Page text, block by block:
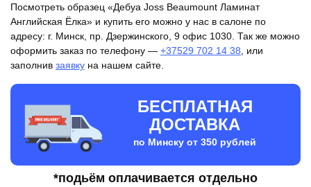
Английская
Ёлка
Посмотреть образец «Дебуа Joss Beaumount Ламинат
Английская Ёлка» и купить его можно у нас в салоне по
адресу: г. Минск, пр. Дзержинского, 9 офис 1030. Так же можно
оформить заказ по телефону — +37529 702 14 38 , или
заполнив заявку на нашем сайте.
БЕСПЛАТНАЯ
ДОСТАВКА
по Минску от 350 рублей
*подьём оплачивается отдельно